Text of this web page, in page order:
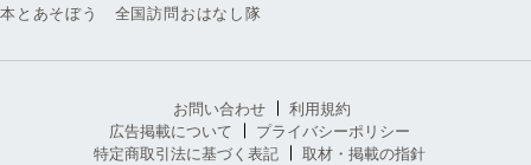
本とあそぼう 全国訪問おはなし隊
お問い合わせ
利用規約
広告掲載について
プライバシーポリシー
特定商取引法に基づく表記
取材・掲載の指針